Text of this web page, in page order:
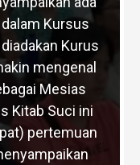
Kursus
Kurus
mengenal
Mesias
Kitab Suci ini
pertemuan